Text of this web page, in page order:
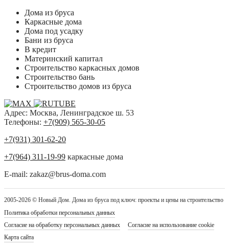
Дома из бруса
Каркасные дома
Дома под усадку
Бани из бруса
В кредит
Материнский капитал
Строительство каркасных домов
Строительство бань
Строительство домов из бруса
Адрес: Москва, Ленинградское ш. 53
Телефоны: +7(909) 565-30-05
+7(931) 301-62-20
+7(964) 311-19-99 каркасные дома
E-mail: zakaz@brus-doma.com
2005-2026 © Новый Дом. Дома из бруса под ключ: проекты и цены на строительство
Политика обработки персональных данных
Согласие на обработку персональных данных
Согласие на использование cookie
Карта сайта